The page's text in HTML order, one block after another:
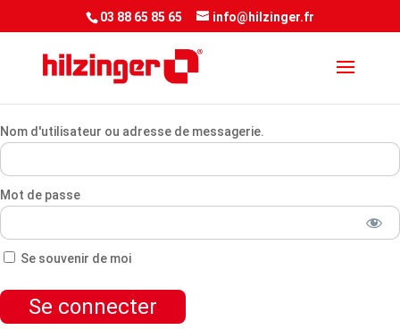
<script> jQuery(document).ready(function() { var downloadButton =
jQuery('.et-download-button');
downloadButton.each(function(index) {
jQuery(this).attr('download', ''); }); }); </script&gt
03 88 65 85 65 info@hilzinger.fr
Nom d'utilisateur ou adresse de messagerie.
Mot de passe
Se souvenir de moi